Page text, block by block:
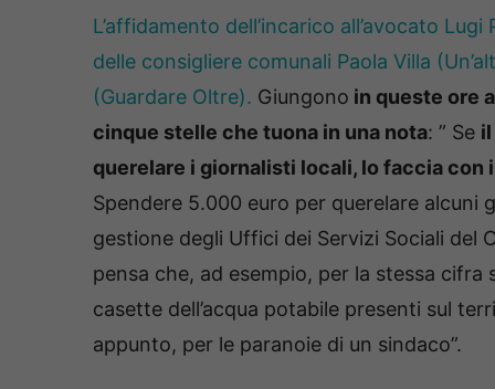
L’affidamento dell’incarico all’avocato
delle consigliere comunali Paola Villa
(Guardare Oltre). Giungono in queste ore
cinque stelle che tuona in una nota: ” Se il
querelare i giornalisti locali, lo faccia con
Spendere 5.000 euro per querelare alcuni
gestione degli Uffici dei Servizi Sociali del
pensa che, ad esempio, per la stessa
casette dell’acqua potabile presenti sul
appunto, per le paranoie di un sindaco”.